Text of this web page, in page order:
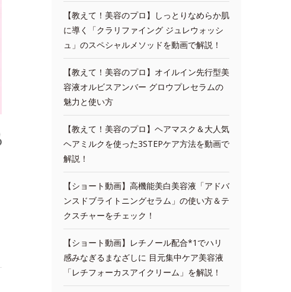
【教えて！美容のプロ】しっとりなめらか肌
に導く「クラリファイング ジュレウォッシ
ュ」のスペシャルメソッドを動画で解説！
【教えて！美容のプロ】オイルイン先行型美
容液オルビスアンバー グロウプレセラムの
魅力と使い方
【教えて！美容のプロ】ヘアマスク＆大人気
ヘアミルクを使った3STEPケア方法を動画で
解説！
【ショート動画】高機能美白美容液「アドバ
ンスドブライトニングセラム」の使い方＆テ
クスチャーをチェック！
【ショート動画】レチノール配合*1でハリ
感みなぎるまなざしに 目元集中ケア美容液
「レチフォーカスアイクリーム」を解説！